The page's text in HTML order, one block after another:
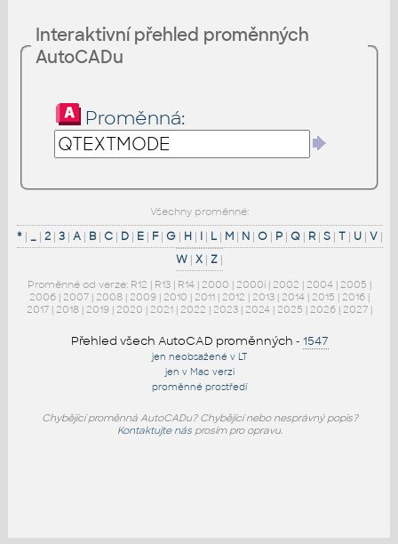
Interaktivní přehled proměnných
AutoCADu
Proměnná:
Všechny proměnné:
*| _| 2| 3| A| B| C| D| E| F| G| H | I| L| M| N| O| P| Q| R| S| T| U| V|
W | X | Z |
Proměnné od verze: R12 | R13 | R14 | 2000 | 2000i | 2002 | 2004 | 2005 |
2006 | 2007 | 2008 | 2009 | 2010 | 2011 | 2012 | 2013 | 2014 | 2015 | 2016 |
2017 | 2018 | 2019 | 2020 | 2021 | 2022 | 2023 | 2024 | 2025 | 2026 | 2027 |
Přehled všech AutoCAD proměnných - 1547
jen neobsažené v LT
jen v Mac verzi
proměnné prostředí
Chybějící proměnná AutoCADu? Chybějící nebo nesprávný popis?
Kontaktujte násprosím pro opravu.